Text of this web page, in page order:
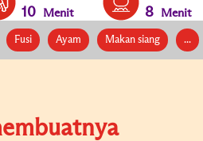
10 Menit 8 Menit
Fusi Ayam Makan siang ...